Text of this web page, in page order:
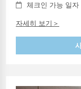
체크인 가능 일
자세히 보기＞